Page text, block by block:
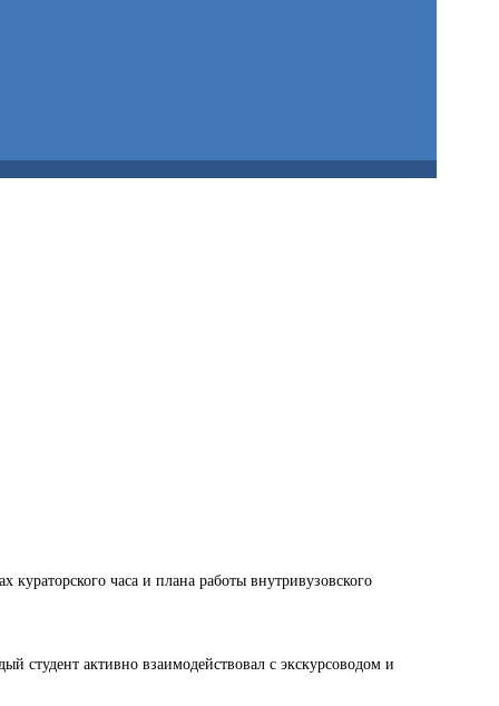
часа и плана работы внутривузовского
студент активно взаимодействовал с экскурсоводом и